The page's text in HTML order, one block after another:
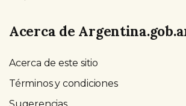
Acerca de
Acerca de este sitio
Términos y condiciones